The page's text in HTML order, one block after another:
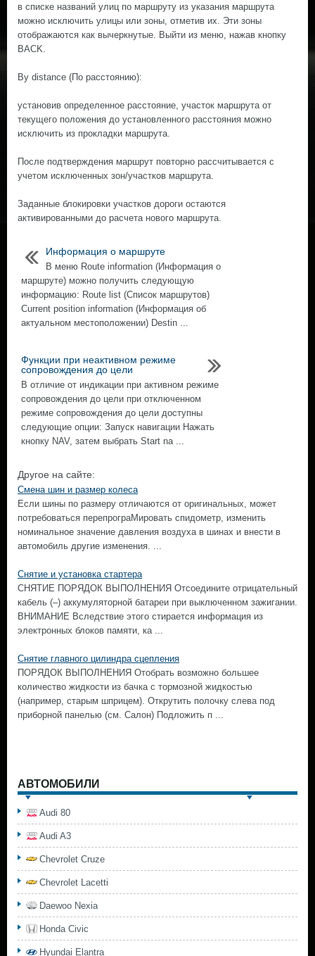
в списке названий улиц по маршруту из указания маршрута
можно исключить улицы или зоны, отметив их. Эти зоны
отображаются как вычеркнутые. Выйти из меню, нажав кнопку
BACK.
By distance (По расстоянию):
установив определенное расстояние, участок маршрута от
текущего положения до установленного расстояния можно
исключить из прокладки маршрута.
После подтверждения маршрут повторно рассчитывается с
учетом исключенных зон/участков маршрута.
Заданные блокировки участков дороги остаются
активированными до расчета нового маршрута.
Информация о маршруте
В меню Route information (Информация о
маршруте) можно получить следующую
информацию: Route list (Список маршрутов)
Current position information (Информация об
актуальном местоположении) Destin ...
Функции при неактивном режиме
сопровождения до цели
В отличие от индикации при активном режиме
сопровождения до цели при отключенном
режиме сопровождения до цели доступны
следующие опции: Запуск навигации Нажать
кнопку NAV, затем выбрать Start na ...
Другое на сайте:
Смена шин и размер колеса
Если шины по размеру отличаются от оригинальных, может
потребоваться перепрограМировать спидометр, изменить
номинальное значение давления воздуха в шинах и внести в
автомобиль другие изменения. ...
Снятие и установка стартера
СНЯТИЕ ПОРЯДОК ВЫПОЛНЕНИЯ Отсоедините отрицательный
кабель (–) аккумуляторной батареи при выключенном зажигании.
ВНИМАНИЕ Вследствие этого стирается информация из
электронных блоков памяти, ка ...
Снятие главного цилиндра сцепления
ПОРЯДОК ВЫПОЛНЕНИЯ Отобрать возможно большее
количество жидкости из бачка с тормозной жидкостью
(например, старым шприцем). Открутить полочку слева под
приборной панелью (см. Салон) Подложить п ...
АВТОМОБИЛИ
Audi 80
Audi A3
Chevrolet Cruze
Chevrolet Lacetti
Daewoo Nexia
Honda Civic
Hyundai Elantra